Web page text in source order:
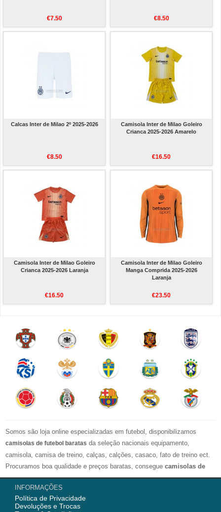
€7.50 €8.50
Calcas Inter de Milao 2º 2025-2026
€8.50
Camisola Inter de Milao Goleiro
Crianca 2025-2026 Amarelo
€16.50
Camisola Inter de Milao Goleiro
Crianca 2025-2026 Laranja
€16.50
Camisola Inter de Milao Goleiro
Manga Comprida 2025-2026
Laranja
€23.50
Somos são loja online especializadas em futebol, disponibilizamos
camisolas de futebol baratas da seleção nacionais equipamento,
camisola, camisa de treino, calças, calções, casaco, fato de treino ect.
Procuramos boa qualidade e preços baratas, consegue camisolas de
futebol personalizadas. Esperamos ir ao encontro das tuas
espectativas com esta Loja Online.
INFORMAÇÕES
Política de Privacidade
Devoluções e Trocas